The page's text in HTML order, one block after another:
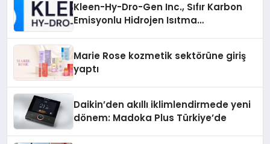
Kleen-Hy-Dro-Gen Inc., Sıfır Karbon
Emisyonlu Hidrojen Isıtma
Marie Rose kozmetik sektörüne giriş
yaptı
Daikin’den akıllı iklimlendirmede yeni
dönem: Madoka Plus Türkiye’de